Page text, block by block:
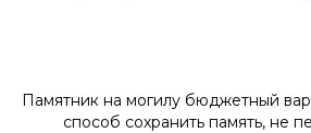
Памятник на могилу бюджетный
способ сохранить память, не